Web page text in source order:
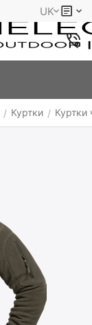
UK
/ Куртки / Куртки